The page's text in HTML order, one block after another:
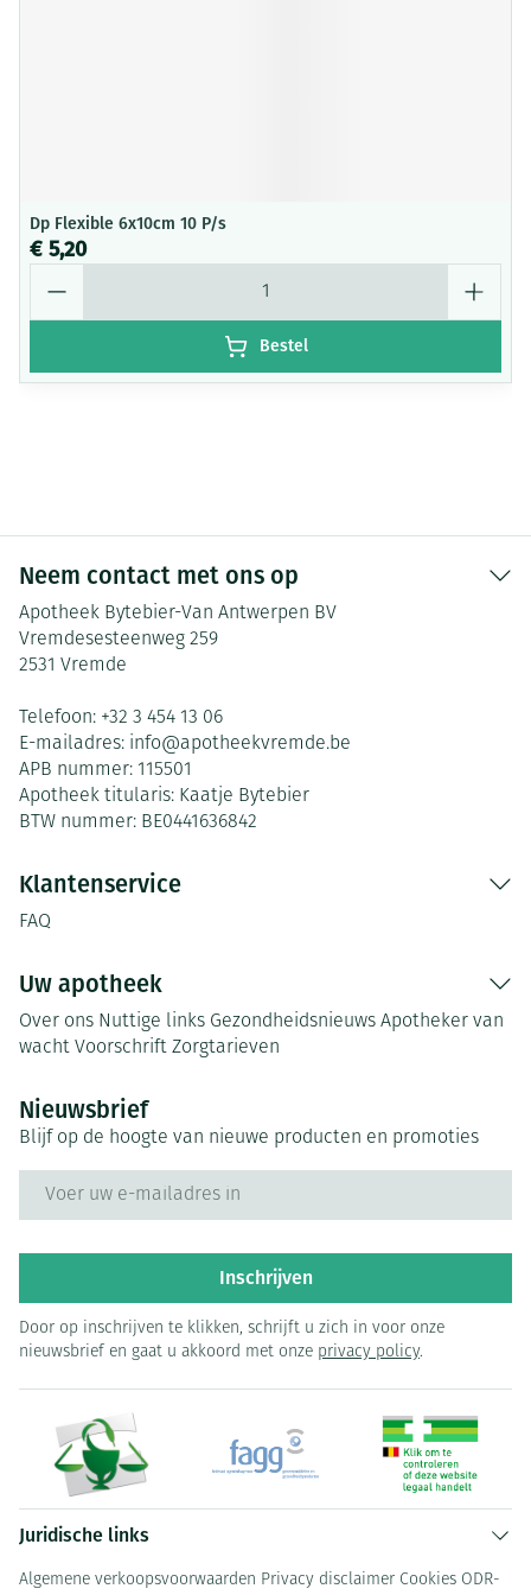
Dp Flexible 6x10cm 10 P/s
€ 5,20
Bestel
Neem contact met ons op
Apotheek Bytebier-Van Antwerpen BV
Vremdesesteenweg 259
2531 Vremde
Telefoon: +32 3 454 13 06
E-mailadres: info@apotheekvremde.be
APB nummer: 115501
Apotheek titularis: Kaatje Bytebier
BTW nummer: BE0441636842
Klantenservice
FAQ
Uw apotheek
Over ons Nuttige links Gezondheidsnieuws Apotheker van
wacht Voorschrift Zorgtarieven
Nieuwsbrief
Blijf op de hoogte van nieuwe producten en promoties
Inschrijven
Door op inschrijven te klikken, schrijft u zich in voor onze
nieuwsbrief en gaat u akkoord met onze privacy policy.
Juridische links
Algemene verkoopsvoorwaarden Privacy disclaimer Cookies ODR-